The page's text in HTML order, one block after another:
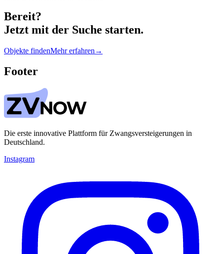
Bereit?
Jetzt mit der Suche starten.
Objekte findenMehr erfahren →
Footer
Die erste innovative Plattform für Zwangsversteigerungen in
Deutschland.
Instagram